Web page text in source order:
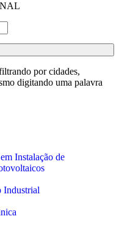
por cidades,
digitando uma palavra
Instalação de
Industrial